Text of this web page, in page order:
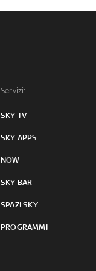
Servizi:
SKY TV
SKY APPS
NOW
SKY BAR
SPAZI SKY
PROGRAMMI